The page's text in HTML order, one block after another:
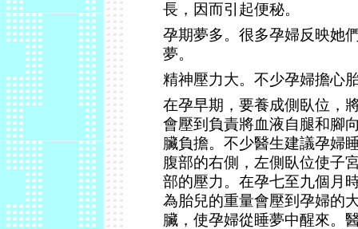
長，因而引起便秘。
孕期夢多。很多孕婦反映她
夢。
精神壓力大。不少孕婦擔心
在孕早期，要養成側臥位，
會壓到負責將血液自腿和腳
臟負擔。不少醫生建議孕婦
腹部的右側，左側臥位使子
部的壓力。在孕七至九個月
為胎兒的重量會壓到孕婦的
臟，使孕婦從睡夢中醒來。